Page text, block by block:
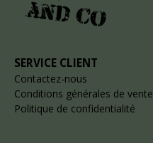
SERVICE CLIENT
Contactez-nous
Conditions générales de vente
Politique de confidentialité